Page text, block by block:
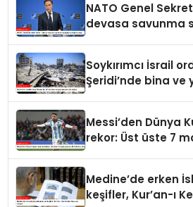
NATO Genel
devasa savunma
Soykırımcı İsrail
Şeridi’nde bina ve
Messi’den Dünya
rekor: Üst üste 7
Medine’de erken
keşifler, Kur’an-ı